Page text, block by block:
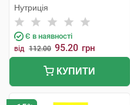
Нутриція
Є в наявності
від 112.00 95.20 грн
КУПИТИ